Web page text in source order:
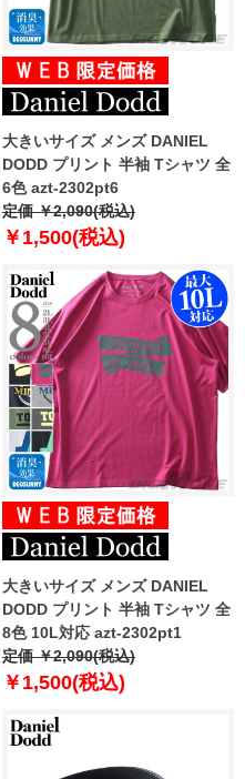
大きいサイズ メンズ DANIEL
DODD プリント 半袖 Tシャツ 全
6色 azt-2302pt6
定価 ￥2,090(税込)
￥1,500(税込)
大きいサイズ メンズ DANIEL
DODD プリント 半袖 Tシャツ 全
8色 10L対応 azt-2302pt1
定価 ￥2,090(税込)
￥1,500(税込)